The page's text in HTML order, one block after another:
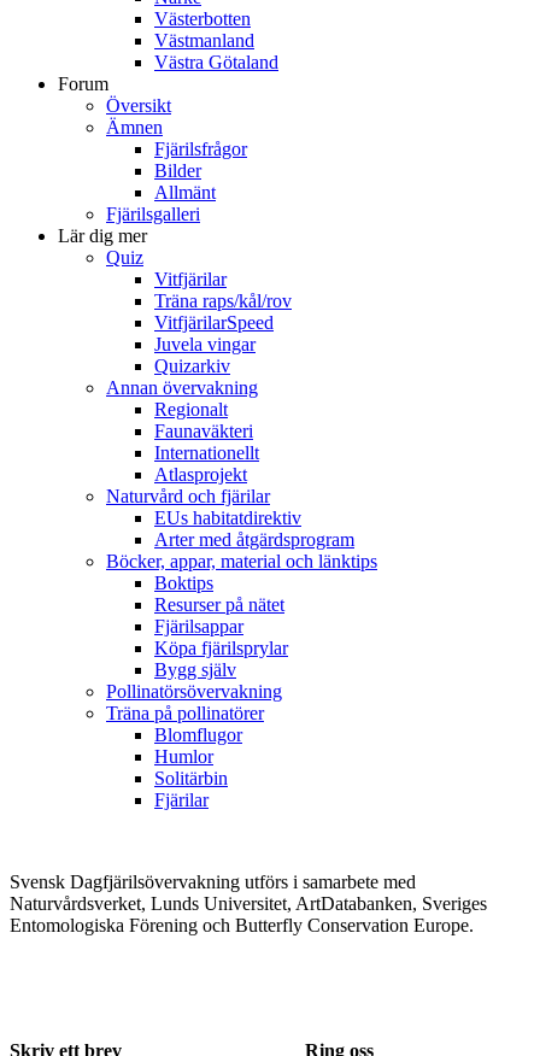
Västerbotten
Västmanland
Västra Götaland
Forum
Översikt
Ämnen
Fjärilsfrågor
Bilder
Allmänt
Fjärilsgalleri
Lär dig mer
Quiz
Vitfjärilar
Träna raps/kål/rov
VitfjärilarSpeed
Juvela vingar
Quizarkiv
Annan övervakning
Regionalt
Faunaväkteri
Internationellt
Atlasprojekt
Naturvård och fjärilar
EUs habitatdirektiv
Arter med åtgärdsprogram
Böcker, appar, material och länktips
Boktips
Resurser på nätet
Fjärilsappar
Köpa fjärilsprylar
Bygg själv
Pollinatörsövervakning
Träna på pollinatörer
Blomflugor
Humlor
Solitärbin
Fjärilar
Svensk Dagfjärilsövervakning utförs i samarbete med
Naturvårdsverket, Lunds Universitet, ArtDatabanken, Sveriges
Entomologiska Förening och Butterfly Conservation Europe.
Skriv ett brev Ring oss